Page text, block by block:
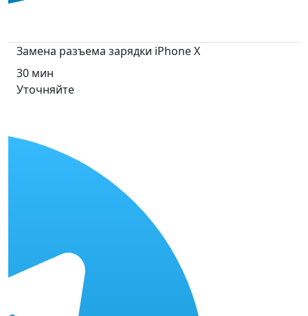
Замена разъема зарядки iPhone X
Уточняйте
30 мин